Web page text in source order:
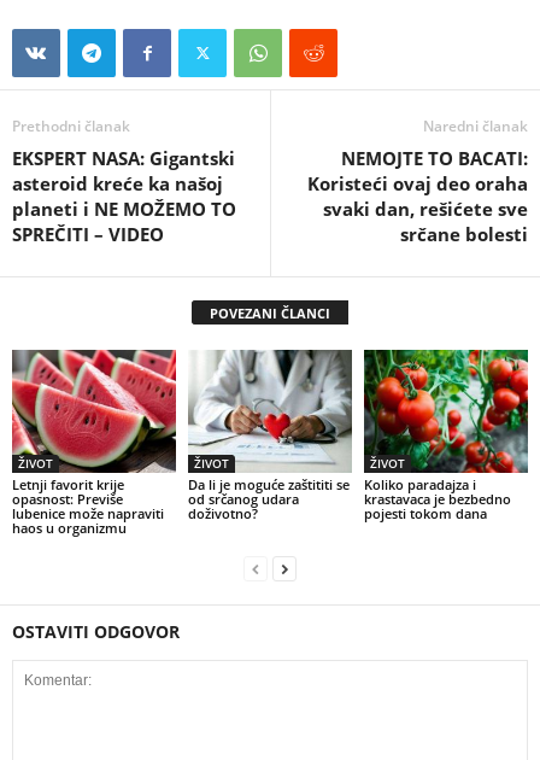
Prethodni članak
EKSPERT NASA: Gigantski
asteroid kreće ka našoj
planeti i NE MOŽEMO TO
SPREČITI – VIDEO
Naredni članak
NEMOJTE TO BACATI:
Koristeći ovaj deo oraha
svaki dan, rešićete sve
srčane bolesti
POVEZANI ČLANCI
ŽIVOT
Letnji favorit krije
opasnost: Previše
lubenice može napraviti
haos u organizmu
ŽIVOT
Da li je moguće zaštititi se
od srčanog udara
doživotno?
ŽIVOT
Koliko paradajza i
krastavaca je bezbedno
pojesti tokom dana
OSTAVITI ODGOVOR